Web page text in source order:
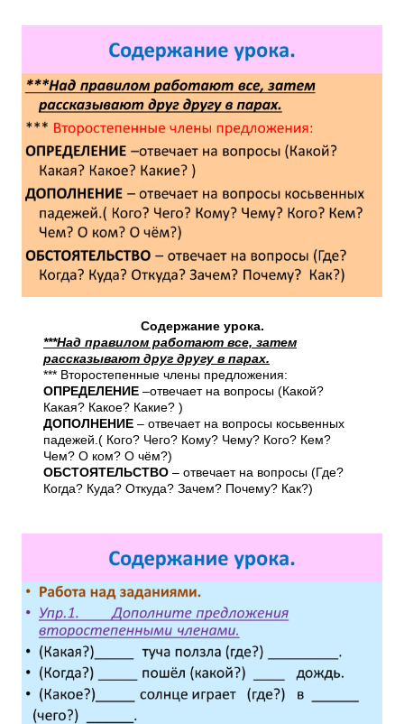
Содержание урока.
***Над правилом работают все, затем
рассказывают друг другу в парах.
*** Второстепенные члены предложения:
ОПРЕДЕЛЕНИЕ –отвечает на вопросы (Какой?
Какая? Какое? Какие? )
ДОПОЛНЕНИЕ – отвечает на вопросы косьвенных
падежей.( Кого? Чего? Кому? Чему? Кого? Кем?
Чем? О ком? О чём?)
ОБСТОЯТЕЛЬСТВО – отвечает на вопросы (Где?
Когда? Куда? Откуда? Зачем? Почему? Как?)